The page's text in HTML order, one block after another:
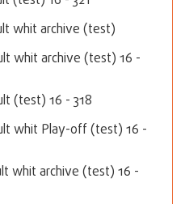
whit archive (test)
whit archive (test) 16 -
(test) 16 - 318
whit Play-off (test) 16 -
whit archive (test) 16 -